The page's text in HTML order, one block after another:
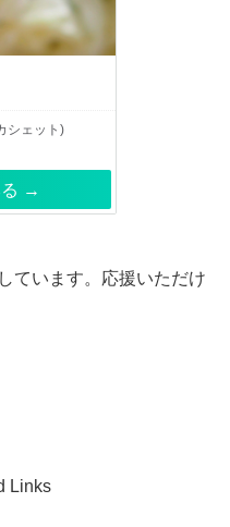
シェット)
る →
ています。応援いただけ
Links